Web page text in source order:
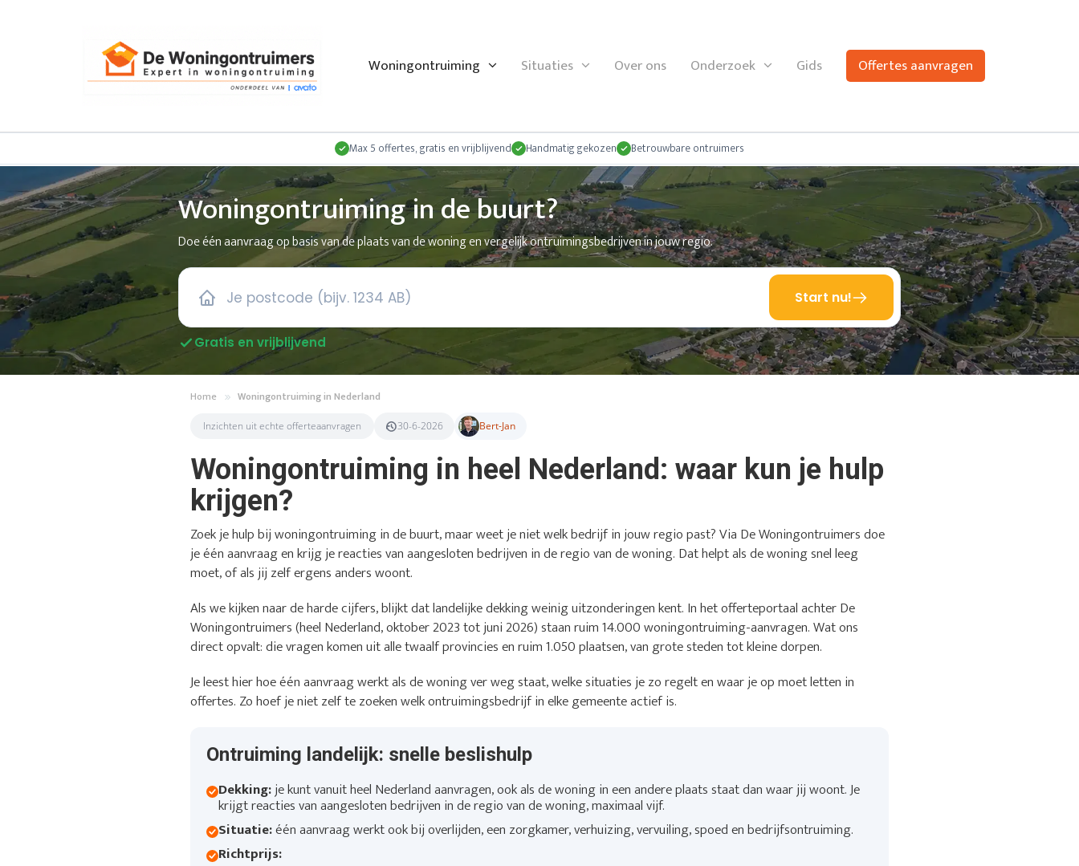
Woningontruiming Situaties Over ons Onderzoek Gids Offertes aanvragen
Max 5 offertes, gratis en vrijblijvend Handmatig gekozen Betrouwbare ontruimers
Woningontruiming in de buurt?
Doe één aanvraag op basis van de plaats van de woning en vergelijk ontruimingsbedrijven in jouw regio.
Start nu!
Gratis en vrijblijvend
Home Woningontruiming in Nederland
Inzichten uit echte offerteaanvragen 30-6-2026 Bert-Jan
Woningontruiming in heel Nederland: waar kun je hulp
krijgen?
Zoek je hulp bij woningontruiming in de buurt, maar weet je niet welk bedrijf in jouw regio past? Via De Woningontruimers doe
je één aanvraag en krijg je reacties van aangesloten bedrijven in de regio van de woning. Dat helpt als de woning snel leeg
moet, of als jij zelf ergens anders woont.
Als we kijken naar de harde cijfers, blijkt dat landelijke dekking weinig uitzonderingen kent. In het offerteportaal achter De
Woningontruimers (heel Nederland, oktober 2023 tot juni 2026) staan ruim 14.000 woningontruiming-aanvragen. Wat ons
direct opvalt: die vragen komen uit alle twaalf provincies en ruim 1.050 plaatsen, van grote steden tot kleine dorpen.
Je leest hier hoe één aanvraag werkt als de woning ver weg staat, welke situaties je zo regelt en waar je op moet letten in
offertes. Zo hoef je niet zelf te zoeken welk ontruimingsbedrijf in elke gemeente actief is.
Ontruiming landelijk: snelle beslishulp
Dekking:je kunt vanuit heel Nederland aanvragen, ook als de woning in een andere plaats staat dan waar jij woont. Je
krijgt reacties van aangesloten bedrijven in de regio van de woning, maximaal vijf.
Situatie:één aanvraag werkt ook bij overlijden, een zorgkamer, verhuizing, vervuiling, spoed en bedrijfsontruiming.
Richtprijs: